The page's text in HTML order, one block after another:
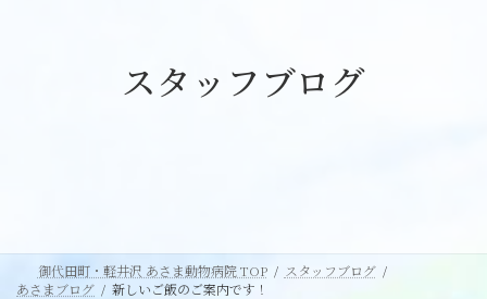
スタッフブログ
御代田町・軽井沢 あさま動物病院 TOP
スタッフブログ
あさまブログ
新しいご飯のご案内です！